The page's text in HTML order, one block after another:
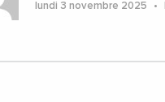
lundi 3 novembre 2025